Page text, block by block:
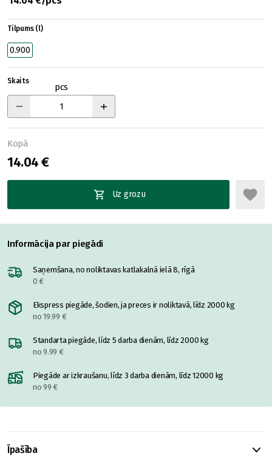
Tilpums (l)
0.900
Skaits
pcs
Kopā
14.04 €
Uz grozu
Informācija par piegādi
Saņemšana, no noliktavas katlakalnā ielā 8, rīgā
0 €
Ekspress piegāde, šodien, ja preces ir noliktavā, līdz 2000 kg
no 19.99 €
Standarta piegāde, līdz 5 darba dienām, līdz 2000 kg
no 9.99 €
Piegāde ar izkraušanu, līdz 3 darba dienām, līdz 12000 kg
no 99 €
Īpašība